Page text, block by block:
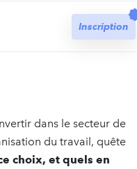
Inscription
dans le secteur de
du travail, quête
choix, et quels en